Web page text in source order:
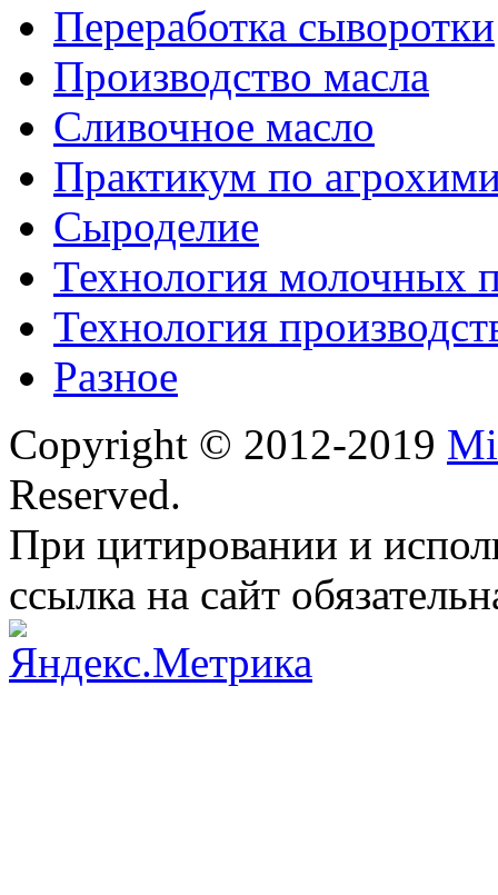
Переработка сыворотки
Производство масла
Сливочное масло
Практикум по
Сыроделие
Технология молочных
Технология
Разное
Copyright © 2012-2019
Reserved.
При цитировании и
ссылка на сайт